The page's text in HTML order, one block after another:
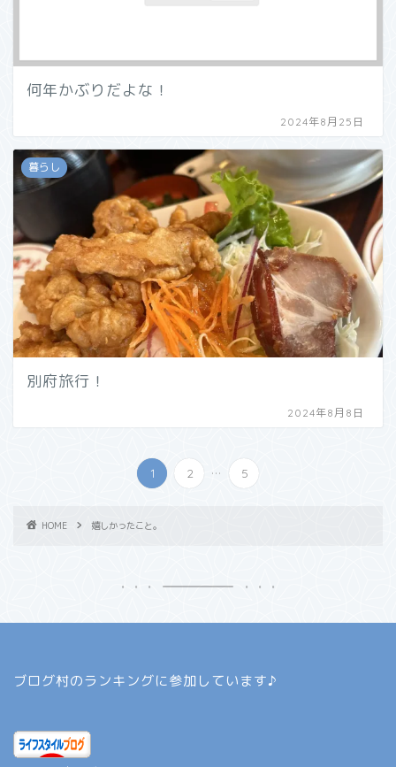
何年かぶりだよな！
2024年8月25日
暮らし
別府旅行！
2024年8月8日
1 2 ... 5
HOME 嬉しかったこと。
ブログ村のランキングに参加しています♪